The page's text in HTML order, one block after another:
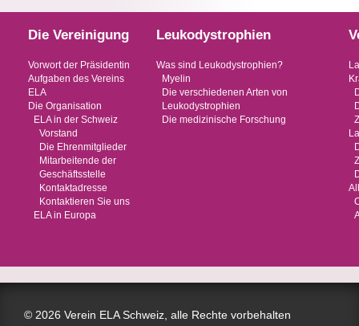
Die Vereinigung
Vorwort der Präsidentin
Aufgaben des Vereins
ELA
Die Organisation
ELA in der Schweiz
Vorstand
Die Ehrenmitglieder
Mitarbeitende der
Geschäftsstelle
Kontaktadresse
Kontaktieren Sie uns
ELA in Europa
Leukodystrophien
Was sind Leukodystrophien?
Myelin
Die verschiedenen Arten von
Leukodystrophien
Die medizinische Forschung
© 2026 Verein ELA Schweiz, alle Rechte vorbehalten